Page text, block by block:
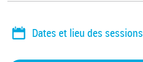
Dates et lieu des sessions